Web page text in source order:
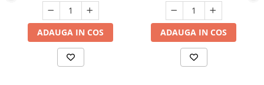
ADAUGA IN COS ADAUGA IN COS